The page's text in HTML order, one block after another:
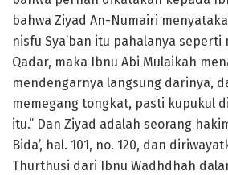
bahwa Ziyad An-Numairi
nisfu Sya’ban itu pahalanya seperti
Qadar, maka Ibnu Abi Mulaikah
mendengarnya langsung darinya,
memegang tongkat, pasti kupukul
itu.” Dan Ziyad adalah seorang
Bida’, hal. 101, no. 120, dan
Thurthusi dari Ibnu Wadhdhah